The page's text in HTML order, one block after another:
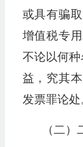
或具有骗
增值税专
不论以何种
益，究其
发票罪论处
（二